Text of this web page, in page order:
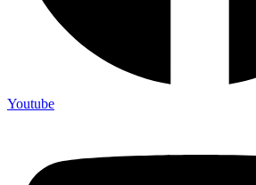
Youtube